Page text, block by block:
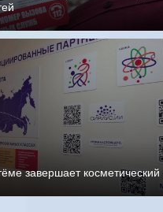
завершает косметический